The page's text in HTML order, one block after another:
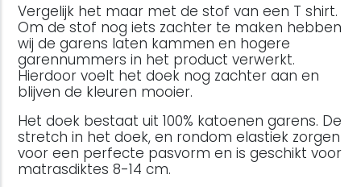
Vergelijk het maar met de stof van een T shirt.
Om de stof nog iets zachter te maken hebben
wij de garens laten kammen en hogere
garennummers in het product verwerkt.
Hierdoor voelt het doek nog zachter aan en
blijven de kleuren mooier.
Het doek bestaat uit 100% katoenen garens. De
stretch in het doek, en rondom elastiek zorgen
voor een perfecte pasvorm en is geschikt voor
matrasdiktes 8-14 cm.